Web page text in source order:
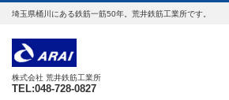
埼玉県桶川にある鉄筋一筋50年。荒井鉄筋工業所です。
株式会社 荒井鉄筋工業所
TEL:048-728-0827